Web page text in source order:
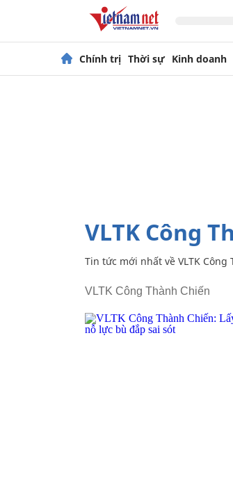
Chính trị Thời sự Kinh doanh
VLTK Công
Tin tức mới nhất về VLTK Công
VLTK Công Thành Chiến